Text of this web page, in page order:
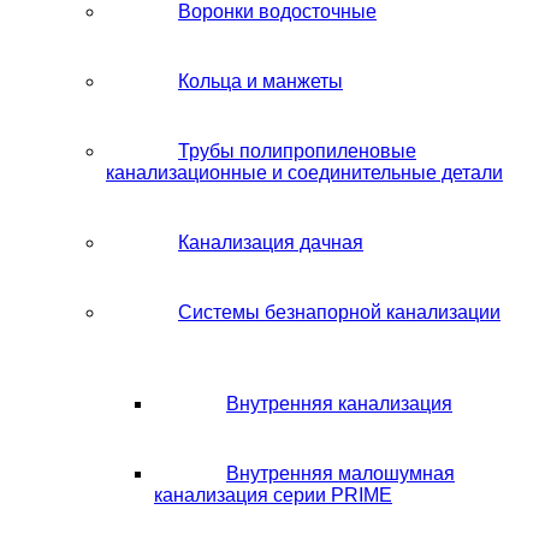
Воронки водосточные
Кольца и манжеты
Трубы полипропиленовые
канализационные и соединительные детали
Канализация дачная
Системы безнапорной канализации
Внутренняя канализация
Внутренняя малошумная
канализация серии PRIME